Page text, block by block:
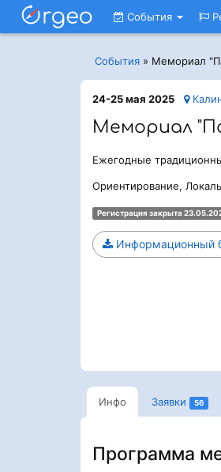
События
События » Мемориал
24-25 мая 2025
Мемориал
Ежегодные
Ориентирование,
Регистрация закрыта
Информационный
Инфо Заявки 56
Программа